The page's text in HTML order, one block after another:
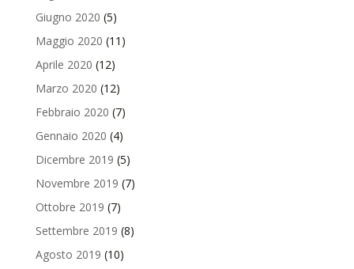
Giugno 2020 (5)
Maggio 2020 (11)
Aprile 2020 (12)
Marzo 2020 (12)
Febbraio 2020 (7)
Gennaio 2020 (4)
Dicembre 2019 (5)
Novembre 2019 (7)
Ottobre 2019 (7)
Settembre 2019 (8)
Agosto 2019 (10)